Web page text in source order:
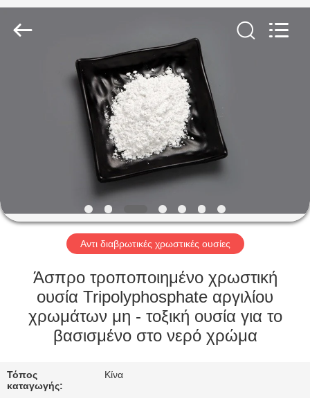
ΠΡΟΪΌΝΤΑ
ΣΧΕΤΙΚΆ
ΜΕ
ΕΠΙΣΚΕΨΉ
ΕΡΓΟΣΤΑΣΊΟΥ
ΠΟΙΌΤΗΤΑΣ
Rights
Reserved.
Αντι διαβρωτικές χρωστικές ουσίες
Άσπρο τροποποιημένο χρωστική
ουσία Tripolyphosphate αργιλίου
χρωμάτων μη - τοξική ουσία για το
βασισμένο στο νερό χρώμα
Τόπος
καταγωγής:
Κίνα